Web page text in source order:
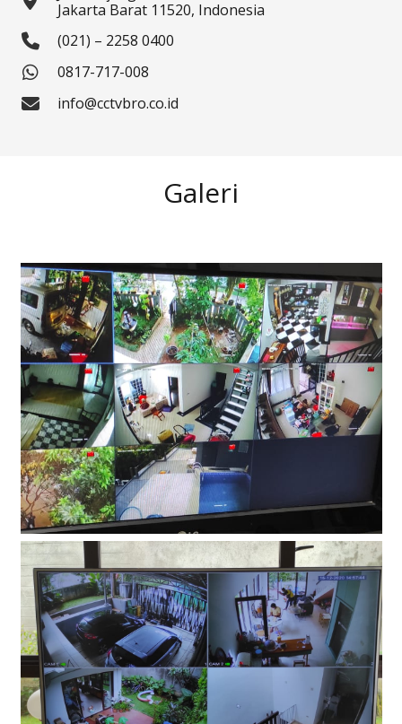
Jakarta Barat 11520, Indonesia
(021) – 2258 0400
0817-717-008
info@cctvbro.co.id
Galeri